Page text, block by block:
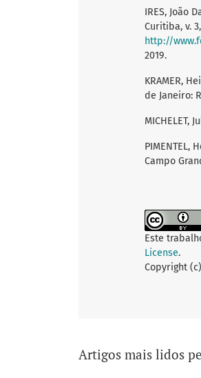
IRES, João
Curitiba, v.
http://
2019.
KRAMER,
de Janeiro:
MICHELET,
PIMENTEL,
Campo
Este
License.
Copyright
Artigos mais lidos